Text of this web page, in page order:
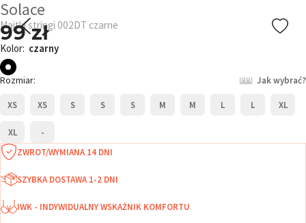
Solace
Majtki stringi 002DT czarne
99 zł
Kolor: czarny
Rozmiar: Jak wybrać?
XS XS S S S M M L L XL
XL -
ZWROT/WYMIANA 14 DNI
SZYBKA DOSTAWA 1-2 DNI
IWK - INDYWIDUALNY WSKAŻNIK KOMFORTU